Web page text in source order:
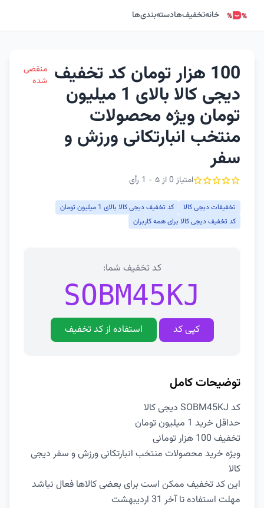
خانهتخفیف‌هادسته‌بندی‌ها
100 هزار تومان کد تخفیف
دیجی کالا بالای 1 میلیون
تومان ویژه محصولات
منتخب انبارتکانی ورزش و
سفر
امتیاز 0 از ۵ - 1 رأی
منقضی
شده
تخفیفات دیجی کالا
کد تخفیف دیجی کالا بالای 1 میلیون تومان
کد تخفیف دیجی کالا برای همه کاربران
کد تخفیف شما:
SOBM45KJ
کپی کد استفاده از کد تخفیف
توضیحات کامل
کد SOBM45KJ دیجی کالا
حداقل خرید 1 میلیون تومان
تخفیف 100 هزار تومانی
ویژه خرید محصولات منتخب انبارتکانی ورزش و سفر دیجی
کالا
این کد تخفیف ممکن است برای بعضی کالاها فعال نباشد
مهلت استفاده تا آخر 31 اردیبهشت